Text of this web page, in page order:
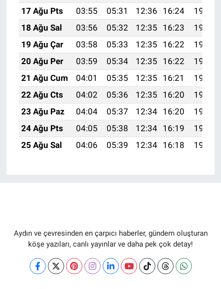
17 Ağu Pts
03:55 05:31 12:36 16:24
19:30
18 Ağu Sal
03:56 05:32 12:35 16:23
19:29
19 Ağu Çar
03:58 05:33 12:35 16:22
19:27
20 Ağu Per
03:59 05:34 12:35 16:22
19:26
21 Ağu Cum
04:01 05:35 12:35 16:21
19:24
22 Ağu Cts
04:02 05:36 12:35 16:20
19:23
23 Ağu Paz
04:04 05:37 12:34 16:20
19:21
24 Ağu Pts
04:05 05:38 12:34 16:19
19:20
25 Ağu Sal
04:06 05:39 12:34 16:18 19:18
Aydın ve çevresinden en çarpıcı haberler, gündem oluşturan
köşe yazıları, canlı yayınlar ve daha pek çok detay!